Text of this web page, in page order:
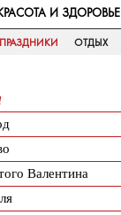
И ЗДОРОВЬЕ
ПРАЗДНИКИ ОТДЫХ
Валентина